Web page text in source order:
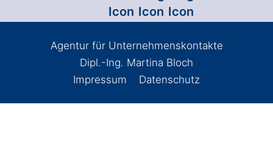
Agentur für Unternehmenskontakte
Dipl.-Ing. Martina Bloch
Impressum
Datenschutz